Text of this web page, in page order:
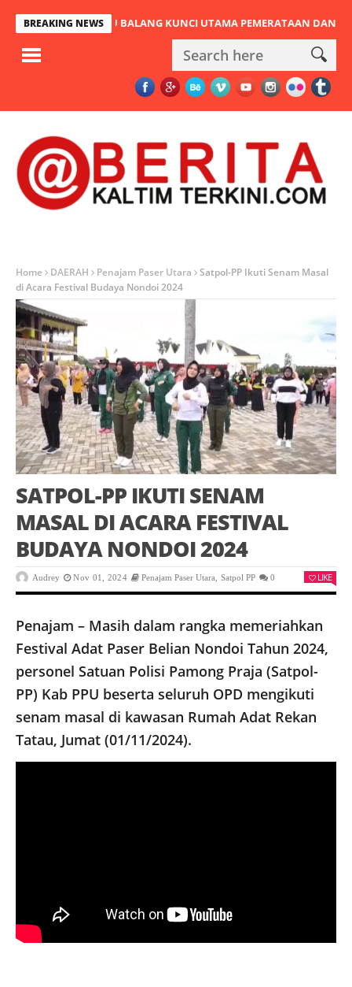
BREAKING NEWS
PULAU BALANG KUNCI UTAMA PEMERATAAN DAN URAT
Home DAERAH Penajam Paser Utara
Satpol-PP Ikuti Senam Masal
di Acara Festival Budaya Nondoi 2024
SATPOL-PP IKUTI SENAM
MASAL DI ACARA FESTIVAL
BUDAYA NONDOI 2024
Audrey Nov 01, 2024 Penajam Paser Utara Satpol PP 0 LIKE
Penajam – Masih dalam rangka memeriahkan
Festival Adat Paser Belian Nondoi Tahun 2024,
personel Satuan Polisi Pamong Praja (Satpol-
PP) Kab PPU beserta seluruh OPD mengikuti
senam masal di kawasan Rumah Adat Rekan
Tatau, Jumat (01/11/2024).